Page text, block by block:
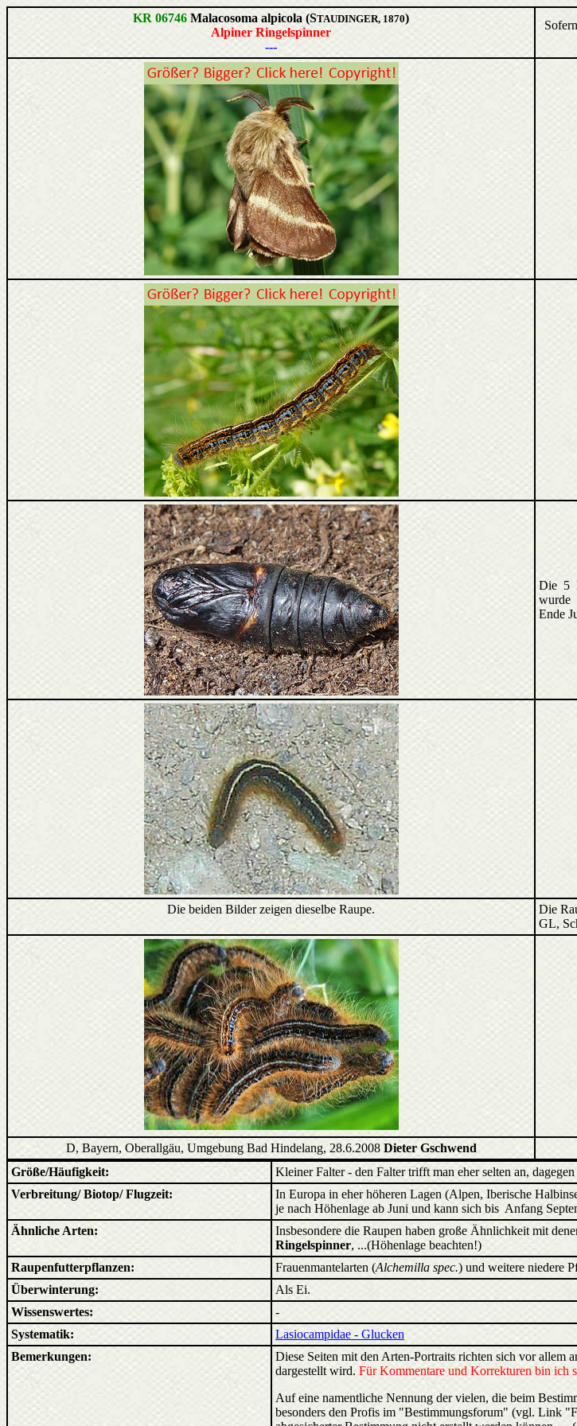
KR 06746 Malacosoma alpicola (STAUDINGER, 1870)
Alpiner Ringelspinner
---
Die 5
wurde
Ende
Die beiden Bilder zeigen dieselbe Raupe. Die
GL,
D, Bayern, Oberallgäu, Umgebung Bad Hindelang, 28.6.2008 Dieter Gschwend
Größe/Häufigkeit:
Kleiner Falter - den Falter trifft man eher selten an,
Verbreitung/ Biotop/ Flugzeit:
In Europa in eher höheren Lagen (Alpen, Iberische
je nach Höhenlage ab Juni und kann sich bis Anfang
Ähnliche Arten:
Insbesondere die Raupen haben große Ähnlichkeit mit
Ringelspinner, ...(Höhenlage beachten!)
Raupenfutterpflanzen:
Frauenmantelarten (Alchemilla spec.) und weitere niedere
Überwinterung:
Als Ei.
Wissenswertes:
-
Systematik:
Lasiocampidae - Glucken
Bemerkungen:
Diese Seiten mit den Arten-Portraits richten sich vor allem
dargestellt wird. Für Kommentare und Korrekturen bin ich
Auf eine namentliche Nennung der vielen, die beim
besonders den Profis im "Bestimmungsforum" (vgl. Link